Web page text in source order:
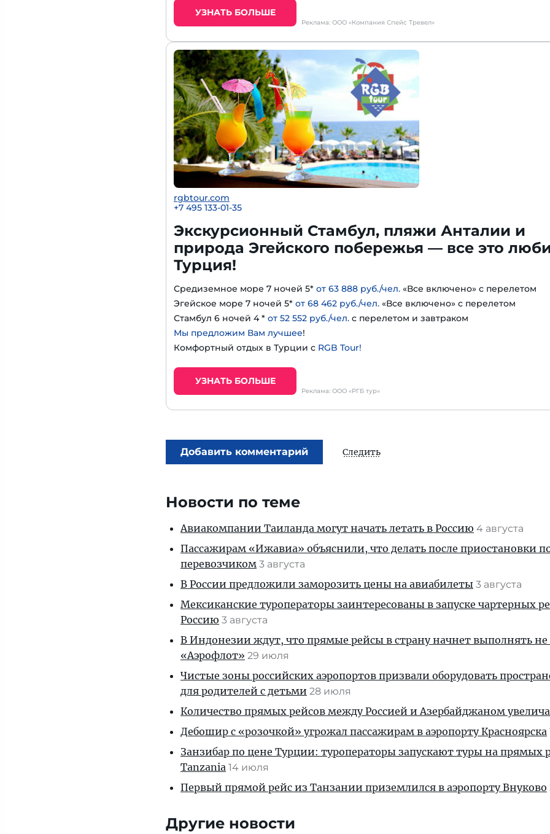
УЗНАТЬ БОЛЬШЕ
Реклама: ООО «Компания Спейс Тревел»
rgbtour.com
+7 495 133-01-35
Экскурсионный Стамбул, пляжи Анталии и
природа Эгейского побережья — все это
Турция!
Средиземное море 7 ночей 5* от 63 888 руб./чел. «Все включено» с перелетом
Эгейское море 7 ночей 5* от 68 462 руб./чел. «Все включено» с перелетом
Стамбул 6 ночей 4 * от 52 552 руб./чел. с перелетом и завтраком
Мы предложим Вам лучшее!
Комфортный отдых в Турции с RGB Tour!
УЗНАТЬ БОЛЬШЕ
Реклама: ООО «РГБ тур»
Добавить комментарий Следить
Новости по теме
Авиакомпании Таиланда могут начать летать в Россию 4 августа
Пассажирам «Ижавиа» объяснили, что делать после приостановки
перевозчиком 3 августа
В России предложили заморозить цены на авиабилеты 3 августа
Мексиканские туроператоры заинтересованы в запуске чартерных
Россию 3 августа
В Индонезии ждут, что прямые рейсы в страну начнет выполнять не
«Аэрофлот» 29 июля
Чистые зоны российских аэропортов призвали оборудовать
для родителей с детьми 28 июля
Количество прямых рейсов между Россией и Азербайджаном
Дебошир с «розочкой» угрожал пассажирам в аэропорту Красноярска
Занзибар по цене Турции: туроператоры запускают туры на прямых
Tanzania 14 июля
Первый прямой рейс из Танзании приземлился в аэропорту Внуково
Другие новости